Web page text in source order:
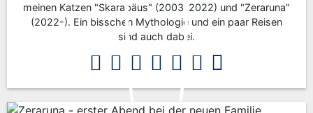
meinen Katzen "Skarabäus" (2003-2022) und "Zeraruna"
(2022-). Ein bisschen Mythologie und ein paar Reisen
sind auch dabei.